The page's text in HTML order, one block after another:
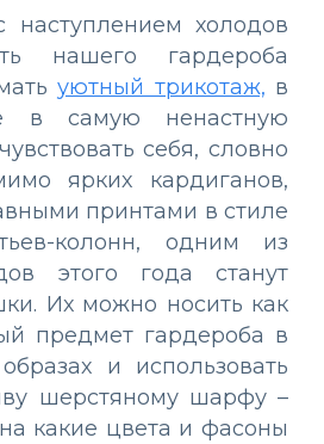
наступлением холодов
нашего гардероба
уютный трикотаж, в
в самую ненастную
себя, словно
ярких кардиганов,
принтами в стиле
колонн, одним из
этого года станут
Их можно носить как
предмет гардероба в
и использовать
шерстяному шарфу –
какие цвета и фасоны